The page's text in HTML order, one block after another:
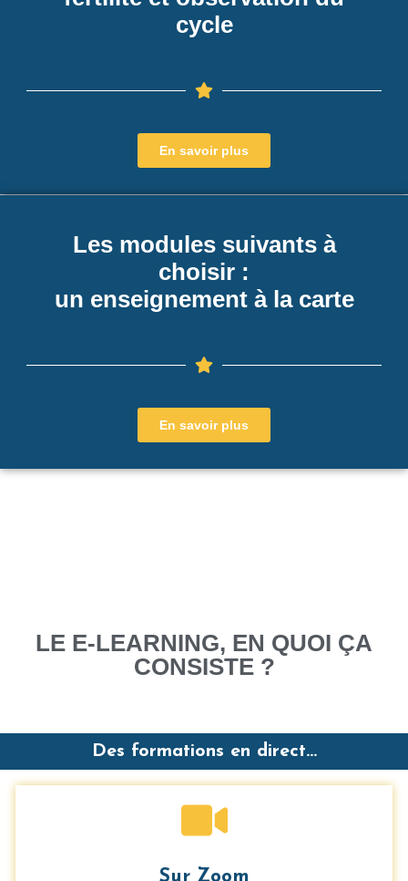
cycle
En savoir plus
Les modules suivants à
choisir :
un enseignement à la carte
En savoir plus
LE E-LEARNING, EN QUOI ÇA
CONSISTE ?
Des formations en direct...
Sur Zoom